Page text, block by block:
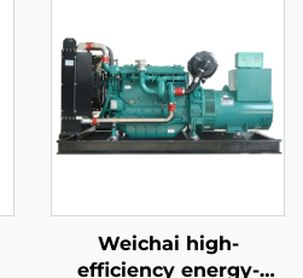
Generator Set
Weichai high-
efficiency energy-